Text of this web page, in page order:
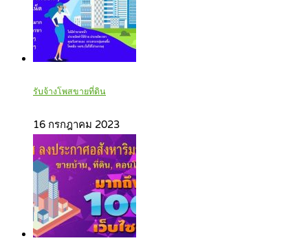
รับจ้างโพสขายที่ดิน
16 กรกฎาคม 2023